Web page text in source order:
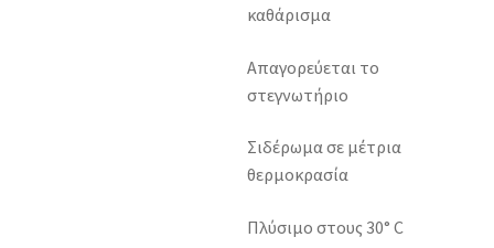
καθάρισμα
Απαγορεύεται το
στεγνωτήριο
Σιδέρωμα σε μέτρια
θερμοκρασία
Πλύσιμο στους 30° C